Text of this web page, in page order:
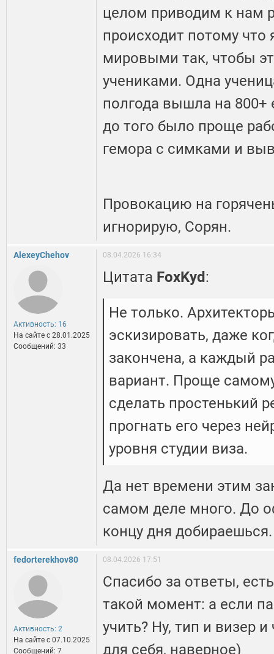
целом приводим к нам
происходит потому что
мировыми так, чтобы
учениками. Одна
полгода вышла на
до того было проще
гемора с симками и
Провокацию на
игнорирую, Сорян.
AlexeyChehov
Активность: 16
На сайте c 28.01.2025
Сообщений: 33
08.04.2026 16:34
Цитата FoxKyd :
Не только.
эскизировать, даже
закончена, а каждый
вариант. Проще
сделать простенький
прогнать его через
уровня студии виза.
Да нет времени этим
самом деле много. До
концу дня добираешься.
fedorterekhov80
Активность: 2
На сайте c 07.10.2025
Сообщений: 7
08.04.2026 17:51
Спасибо за ответы,
такой момент: а если
учить? Ну, тип и визер
для себя, наверное)